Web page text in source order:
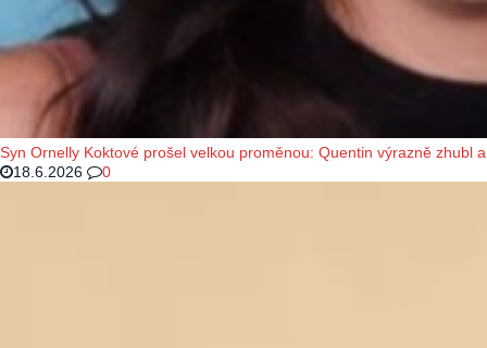
Syn Ornelly Koktové prošel velkou proměnou: Quentin výrazně zhubl
18.6.2026
0